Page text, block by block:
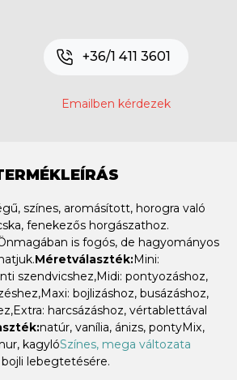
+36/1 411 3601
Emailben kérdezek
színes, aromásított, horogra való
fenekezős horgászathoz.
is fogós, de hagyományos
Méretválaszték:Mini:
szendvicshez,Midi: pontyozáshoz,
bojlizáshoz, busázáshoz,
harcsázáshoz, vértablettával
natúr, vanília, ánizs, pontyMix,
kagylóSzínes, mega változata
lebegtetésére.